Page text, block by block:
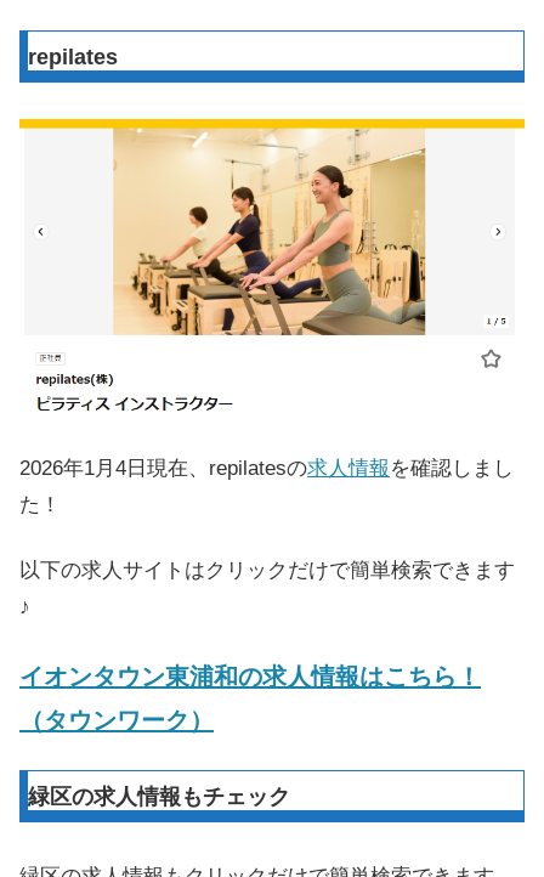
repilates
2026年1月4日現在、repilatesの求人情報 を確認しまし
た！
以下の求人サイトはクリックだけで簡単検索できます
♪
イオンタウン東浦和の求人情報はこちら！
（タウンワーク）
緑区の求人情報もチェック